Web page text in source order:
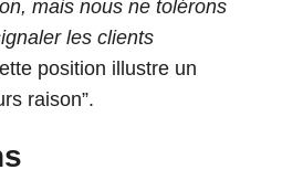
mais nous ne tolérons
les clients
position illustre un
raison”.